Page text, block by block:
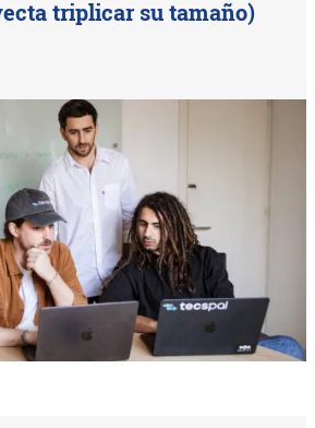
triplicar su tamaño)